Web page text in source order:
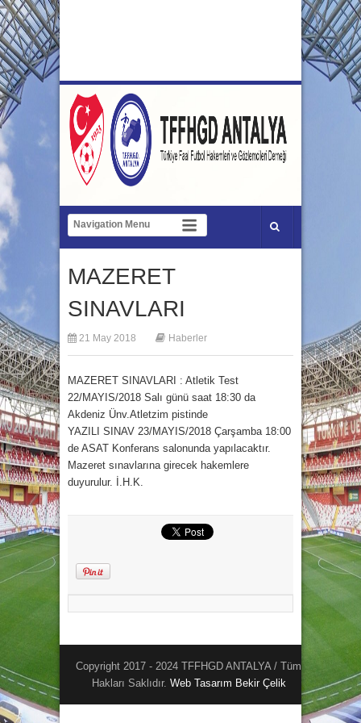
MAZERET
SINAVLARI
21 May 2018 Haberler
MAZERET SINAVLARI : Atletik Test
22/MAYIS/2018 Salı günü saat 18:30 da
Akdeniz Ünv.Atletzim pistinde
YAZILI SINAV 23/MAYIS/2018 Çarşamba 18:00
de ASAT Konferans salonunda yapılacaktır.
Mazeret sınavlarına girecek hakemlere
duyurulur. İ.H.K.
Copyright 2017 - 2024 TFFHGD ANTALYA / Tüm
Hakları Saklıdır. Web Tasarım Bekir Çelik